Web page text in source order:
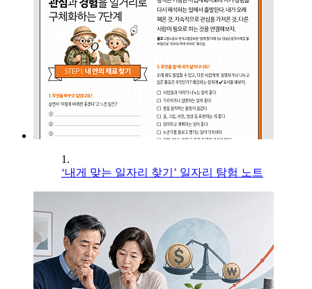
1.
‘내게 맞는 일자리 찾기’ 일자리 탐험 노트